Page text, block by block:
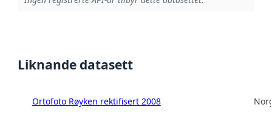
Liknande datasett
Ortofoto Røyken rektifisert 2008